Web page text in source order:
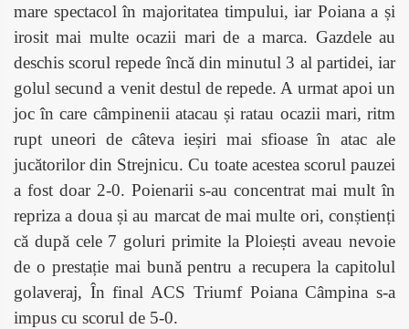
mare spectacol în majoritatea timpului, iar Poiana a și
irosit mai multe ocazii mari de a marca. Gazdele au
deschis scorul repede încă din minutul 3 al partidei, iar
golul secund a venit destul de repede. A urmat apoi un
joc în care câmpinenii atacau și ratau ocazii mari, ritm
rupt uneori de câteva ieșiri mai sfioase în atac ale
jucătorilor din Strejnicu. Cu toate acestea scorul pauzei
a fost doar 2-0. Poienarii s-au concentrat mai mult în
repriza a doua și au marcat de mai multe ori, conștienți
că după cele 7 goluri primite la Ploiești aveau nevoie
de o prestație mai bună pentru a recupera la capitolul
golaveraj, În final ACS Triumf Poiana Câmpina s-a
impus cu scorul de 5-0.